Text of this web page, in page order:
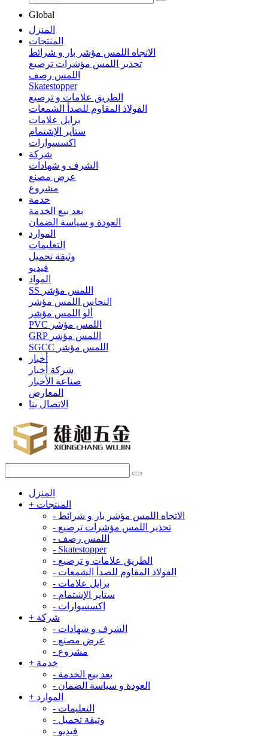
Global
المنزل
المنتجات
الاتجاه اللمس مؤشر بار و شرائط
تحذير اللمس مؤشرات ترصيع
اللمس رصف
Skatestopper
الطريق علامات و ترصيع
الفولاذ المقاوم للصدأ الشمعات
برايل علامات
ستاير الإشتمام
اكسسوارات
شركة
الشرف و شهادات
عرض مصنع
مشروع
خدمة
بعد بيع الخدمة
العودة و سياسة الضمان
الموارد
التعليمات
وثيقة تحميل
فيديو
المواد
SS اللمس مؤشر
النحاس اللمس مؤشر
ألو اللمس مؤشر
PVC اللمس مؤشر
GRP اللمس مؤشر
SGCC اللمس مؤشر
أخبار
شركة أخبار
صناعة الأخبار
المعارض
الاتصال بنا
المنزل
+ المنتجات
- الاتجاه اللمس مؤشر بار و شرائط
- تحذير اللمس مؤشرات ترصيع
- اللمس رصف
- Skatestopper
- الطريق علامات و ترصيع
- الفولاذ المقاوم للصدأ الشمعات
- برايل علامات
- ستاير الإشتمام
- اكسسوارات
+ شركة
- الشرف و شهادات
- عرض مصنع
- مشروع
+ خدمة
- بعد بيع الخدمة
- العودة و سياسة الضمان
+ الموارد
- التعليمات
- وثيقة تحميل
- فيديو